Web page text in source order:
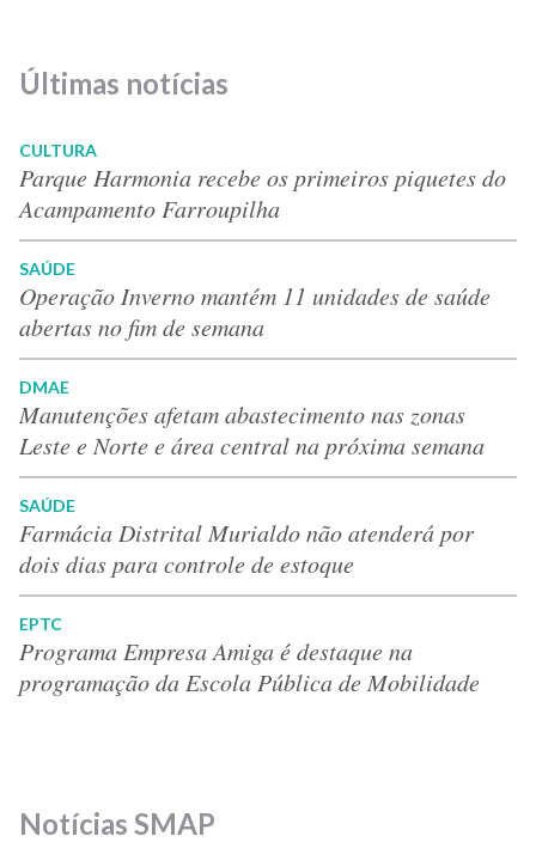
Últimas notícias
CULTURA
Parque Harmonia recebe os primeiros piquetes do
Acampamento Farroupilha
SAÚDE
Operação Inverno mantém 11 unidades de saúde
abertas no fim de semana
DMAE
Manutenções afetam abastecimento nas zonas
Leste e Norte e área central na próxima semana
SAÚDE
Farmácia Distrital Murialdo não atenderá por
dois dias para controle de estoque
EPTC
Programa Empresa Amiga é destaque na
programação da Escola Pública de Mobilidade
Notícias SMAP